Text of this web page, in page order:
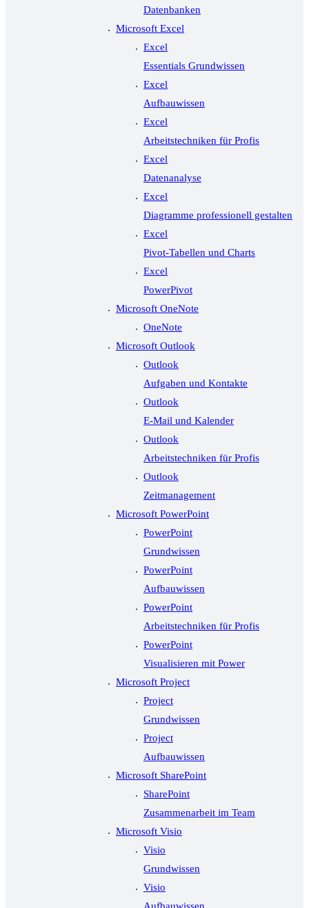
Datenbanken
Microsoft Excel
Excel
Essentials Grundwissen
Excel
Aufbauwissen
Excel
Arbeitstechniken für Profis
Excel
Datenanalyse
Excel
Diagramme professionell gestalten
Excel
Pivot-Tabellen und Charts
Excel
PowerPivot
Microsoft OneNote
OneNote
Microsoft Outlook
Outlook
Aufgaben und Kontakte
Outlook
E-Mail und Kalender
Outlook
Arbeitstechniken für Profis
Outlook
Zeitmanagement
Microsoft PowerPoint
PowerPoint
Grundwissen
PowerPoint
Aufbauwissen
PowerPoint
Arbeitstechniken für Profis
PowerPoint
Visualisieren mit Power
Microsoft Project
Project
Grundwissen
Project
Aufbauwissen
Microsoft SharePoint
SharePoint
Zusammenarbeit im Team
Microsoft Visio
Visio
Grundwissen
Visio